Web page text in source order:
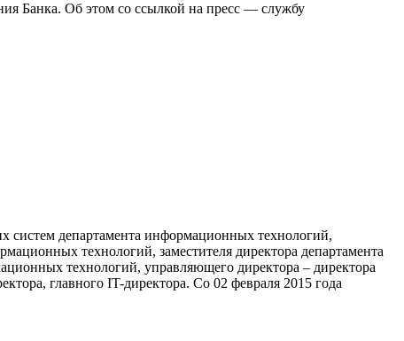
Банка. Об этом со ссылкой на пресс — службу
систем департамента информационных технологий,
технологий, заместителя директора департамента
технологий, управляющего директора – директора
главного IT-директора. Со 02 февраля 2015 года